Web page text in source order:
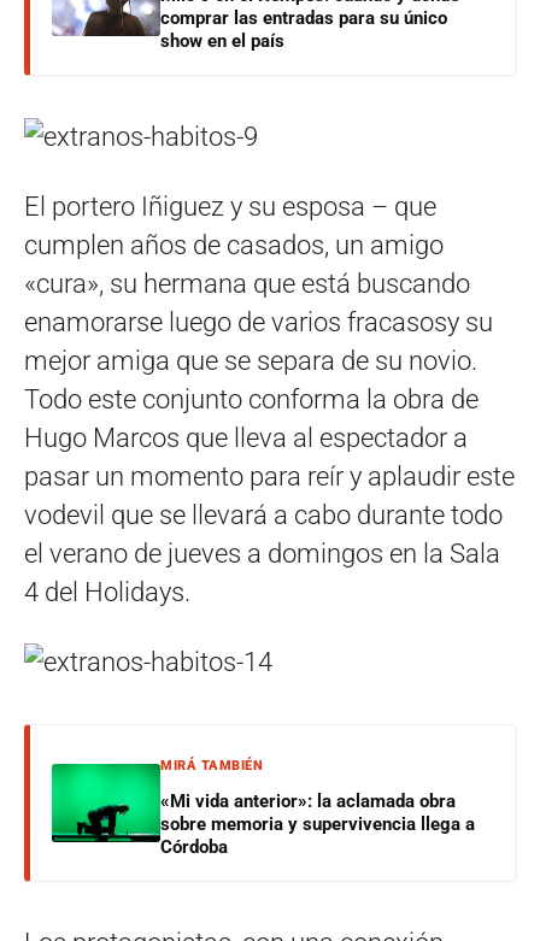
comprar las entradas para su único
show en el país
El portero Iñiguez y su esposa – que
cumplen años de casados, un amigo
«cura», su hermana que está buscando
enamorarse luego de varios fracasosy su
mejor amiga que se separa de su novio.
Todo este conjunto conforma la obra de
Hugo Marcos que lleva al espectador a
pasar un momento para reír y aplaudir este
vodevil que se llevará a cabo durante todo
el verano de jueves a domingos en la Sala
4 del Holidays.
MIRÁ TAMBIÉN
«Mi vida anterior»: la aclamada obra
sobre memoria y supervivencia llega a
Córdoba